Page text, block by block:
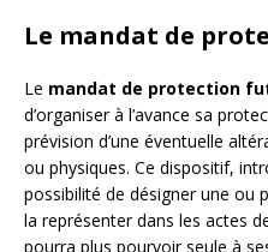
Le mandat de
Le mandat de protection
d’organiser à l’avance sa
prévision d’une éventuelle
ou physiques. Ce dispositif,
possibilité de désigner une ou
la représenter dans les actes
pourra plus pourvoir seule à